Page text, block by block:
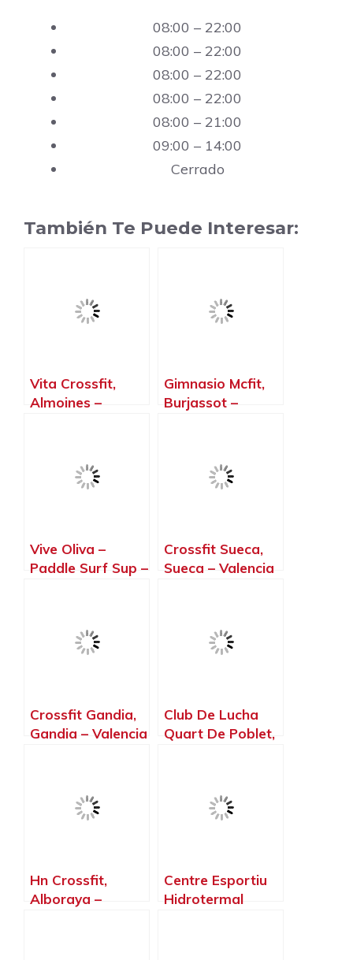
08:00 – 22:00
08:00 – 22:00
08:00 – 22:00
08:00 – 22:00
08:00 – 21:00
09:00 – 14:00
Cerrado
También Te Puede Interesar:
Vita Crossfit,
Almoines –
Gimnasio Mcfit,
Burjassot –
Vive Oliva –
Paddle Surf Sup –
– Valencia
Crossfit Sueca,
Sueca – Valencia
Crossfit Gandia,
Gandia – Valencia
Club De Lucha
Quart De Poblet,
Hn Crossfit,
Alboraya –
Centre Esportiu
Hidrotermal